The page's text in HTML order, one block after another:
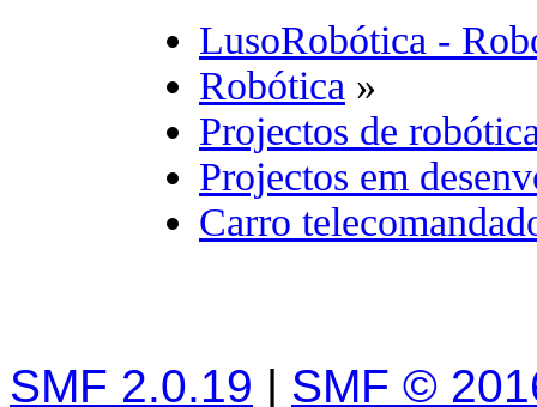
LusoRobótica -
Robótica »
Projectos de
Projectos em
Carro
SMF 2.0.19 | SMF ©